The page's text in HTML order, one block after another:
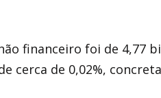
financeiro foi de 4,77
cerca de 0,02%,